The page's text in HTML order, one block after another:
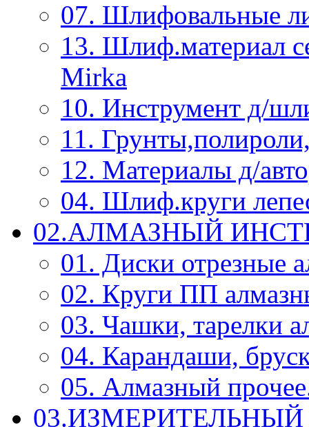
07. Шлифовальные
13. Шлиф.материал
Mirka
10. Инструмент д/
11.
12. Материалы д/
04. Шлиф.круги
02.АЛМАЗНЫЙ
01. Диски отрезные
02. Круги ПП
03. Чашки, тарелки
04. Карандаши,
05. Алмазный